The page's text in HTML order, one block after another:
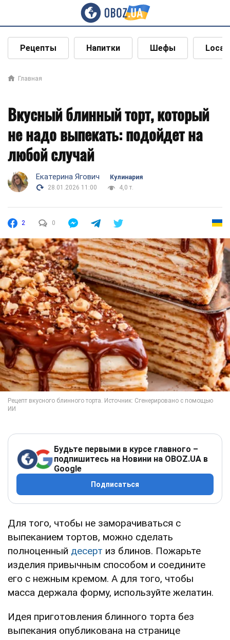
Рецепты Напитки Шефы Local
Главная
Вкусный блинный торт, который
не надо выпекать: подойдет на
любой случай
Екатерина Ягович
Кулинария
28.01.2026 11:00
4,0 т.
2 0
Будьте первыми в курсе главного –
подпишитесь на Новини на OBOZ.UA в
Google
Подписаться
Для того, чтобы не заморачиваться с
выпеканием тортов, можно сделать
полноценный десерт из блинов. Пожарьте
изделия привычным способом и соедините
его с нежным кремом. А для того, чтобы
масса держала форму, используйте желатин.
Идея приготовления блинного торта без
выпекания опубликована на странице